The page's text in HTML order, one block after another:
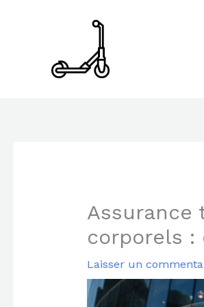
corporels :
Laisser un